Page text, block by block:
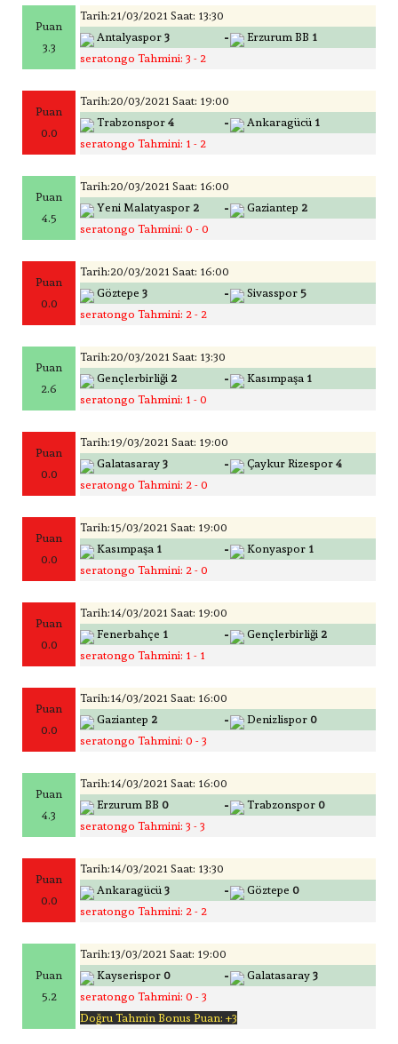
Puan
3.3
Tarih:21/03/2021 Saat: 13:30
Antalyaspor 3 - Erzurum BB 1
seratongo Tahmini: 3 - 2
Puan
0.0
Tarih:20/03/2021 Saat: 19:00
Trabzonspor 4 - Ankaragücü 1
seratongo Tahmini: 1 - 2
Puan
4.5
Tarih:20/03/2021 Saat: 16:00
Yeni Malatyaspor 2 - Gaziantep 2
seratongo Tahmini: 0 - 0
Puan
0.0
Tarih:20/03/2021 Saat: 16:00
Göztepe 3 - Sivasspor 5
seratongo Tahmini: 2 - 2
Puan
2.6
Tarih:20/03/2021 Saat: 13:30
Gençlerbirliği 2 - Kasımpaşa 1
seratongo Tahmini: 1 - 0
Puan
0.0
Tarih:19/03/2021 Saat: 19:00
Galatasaray 3 - Çaykur Rizespor 4
seratongo Tahmini: 2 - 0
Puan
0.0
Tarih:15/03/2021 Saat: 19:00
Kasımpaşa 1 - Konyaspor 1
seratongo Tahmini: 2 - 0
Puan
0.0
Tarih:14/03/2021 Saat: 19:00
Fenerbahçe 1 - Gençlerbirliği 2
seratongo Tahmini: 1 - 1
Puan
0.0
Tarih:14/03/2021 Saat: 16:00
Gaziantep 2 - Denizlispor 0
seratongo Tahmini: 0 - 3
Puan
4.3
Tarih:14/03/2021 Saat: 16:00
Erzurum BB 0 - Trabzonspor 0
seratongo Tahmini: 3 - 3
Puan
0.0
Tarih:14/03/2021 Saat: 13:30
Ankaragücü 3 - Göztepe 0
seratongo Tahmini: 2 - 2
Puan
5.2
Tarih:13/03/2021 Saat: 19:00
Kayserispor 0 - Galatasaray 3
seratongo Tahmini: 0 - 3
Doğru Tahmin Bonus Puan: +3